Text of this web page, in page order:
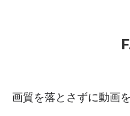
画質を落とさずに動画